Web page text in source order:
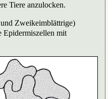
Tiere anzulocken.
Zweikeimblättrige)
Epidermiszellen mit